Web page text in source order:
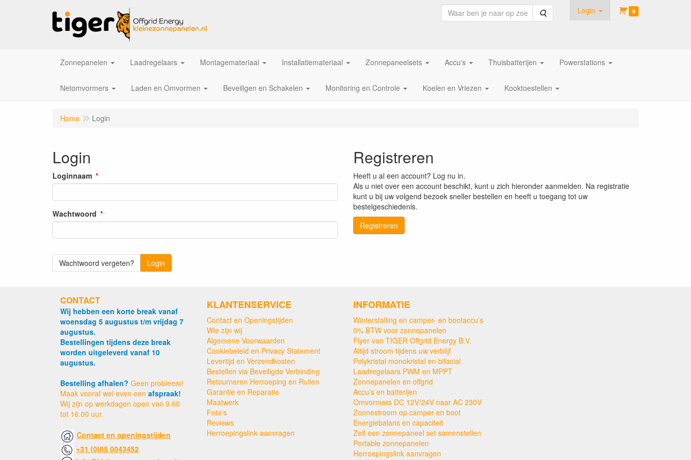
Zoeken Login 0
Zonnepanelen Laadregelaars Montagemateriaal Installatiemateriaal Zonnepaneelsets Accu's Thuisbatterijen Powerstations
Netomvormers Laden en Omvormen Beveiligen en Schakelen Monitoring en Controle Koelen en Vriezen Kooktoestellen
Home Login
Login
Loginnaam
Wachtwoord
Wachtwoord vergeten? Login
Registreren
Heeft u al een account? Log nu in.
Als u niet over een account beschikt, kunt u zich hieronder aanmelden. Na registratie
kunt u bij uw volgend bezoek sneller bestellen en heeft u toegang tot uw
bestelgeschiedenis.
Registreren
CONTACT
Wij hebben een korte break vanaf
woensdag 5 augustus t/m vrijdag 7
augustus.
Bestellingen tijdens deze break
worden uitgeleverd vanaf 10
augustus.
Bestelling afhalen? Geen probleem!
Maak vooraf wel even een afspraak!
Wij zijn op werkdagen open van 9.00
tot 16.00 uur.
Contact en openingstijden
+31 (0)85 0043452
KLANTENSERVICE
Contact en Openingstijden
Wie zijn wij
Algemene Voorwaarden
Cookiebeleid en Privacy Statement
Levertijd en Verzendkosten
Bestellen via Beveiligde Verbinding
Retourneren Herroeping en Ruilen
Garantie en Reparatie
Maatwerk
Foto's
Reviews
Herroepingslink aanvragen
INFORMATIE
Winterstalling en camper- en bootaccu’s
0% BTW voor zonnepanelen
Flyer van TIGER Offgrid Energy B.V.
Altijd stroom tijdens uw verblijf
Polykristal monokristal en bifacial
Laadregelaars PWM en MPPT
Zonnepanelen en offgrid
Accu's en batterijen
Omvormers DC 12V/24V naar AC 230V
Zonnestroom op camper en boot
Energiebalans en capaciteit
Zelf een zonnepaneel set samenstellen
Portable zonnepanelen
Herroepingslink aanvragen